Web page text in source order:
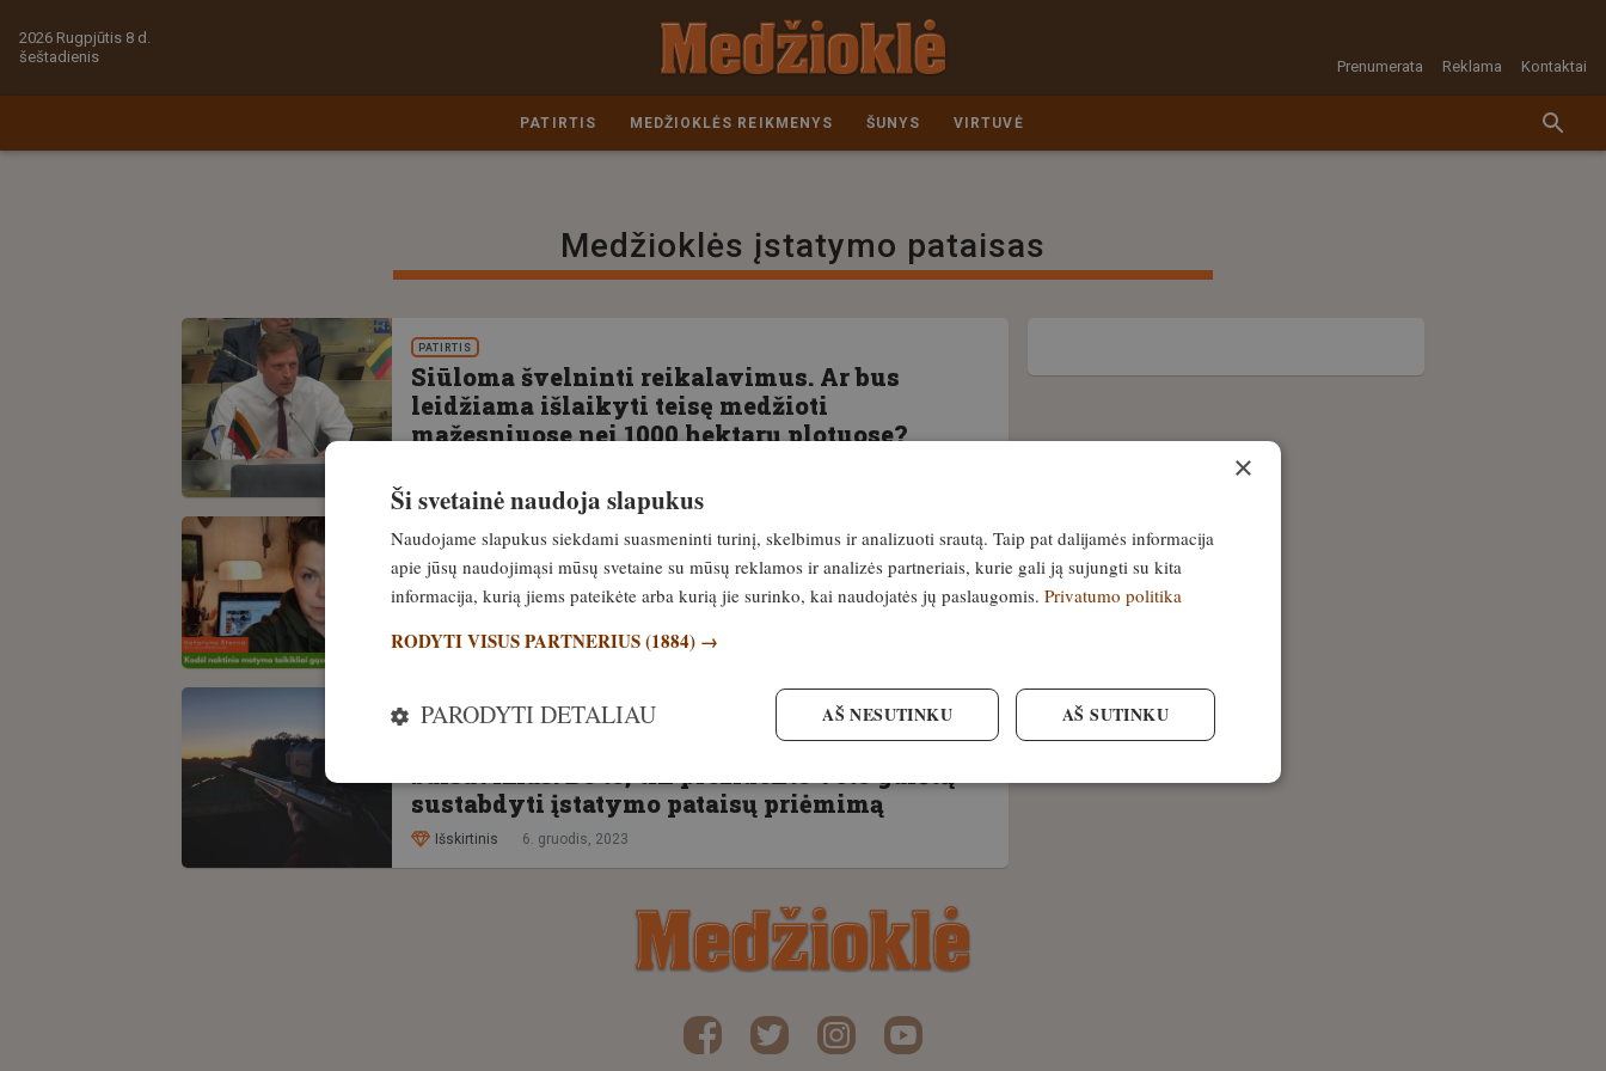
2026 Rugpjūtis 8 d.
šeštadienis
Prenumerata Reklama Kontaktai
PATIRTIS MEDŽIOKLĖS REIKMENYS ŠUNYS VIRTUVĖ
Medžioklės įstatymo pataisas
PATIRTIS
Siūloma švelninti reikalavimus. Ar bus
leidžiama išlaikyti teisę medžioti
mažesniuose nei 1000 hektarų plotuose?
PATIRTIS
Kodėl naktinio matymo taikikliai gąsdina
visuomenę?
Išskirtinis 29. gruodis, 2023
PATIRTIS
Už naktinius taikiklius liko dar vienas
sustabdyti įstatymo pataisų priėmimą
Išskirtinis 6. gruodis, 2023
×
Ši svetainė naudoja slapukus
Naudojame slapukus siekdami suasmeninti turinį, skelbimus ir analizuoti srautą. Taip pat dalijamės informacija
apie jūsų naudojimąsi mūsų svetaine su mūsų reklamos ir analizės partneriais, kurie gali ją sujungti su kita
informacija, kurią jiems pateikėte arba kurią jie surinko, kai naudojatės jų paslaugomis. Privatumo politika
RODYTI VISUS PARTNERIUS(1884) →
AŠ SUTINKU
AŠ NESUTINKU
PARODYTI DETALIAU